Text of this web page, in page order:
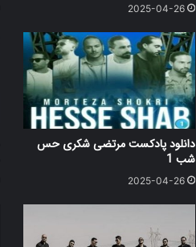
2025-04-26
دانلود پادکست مرتضی شکری حس
شب 1
2025-04-26